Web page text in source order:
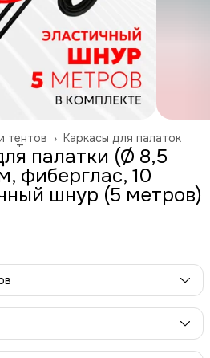
Каркасы для палаток
тентов ›
Туризм и отдых на природе
›
палатки (Ø 8,5
фиберглас, 10
шнур (5 метров)